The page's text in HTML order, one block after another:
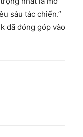
sâu tác chiến.”
đã đóng góp vào